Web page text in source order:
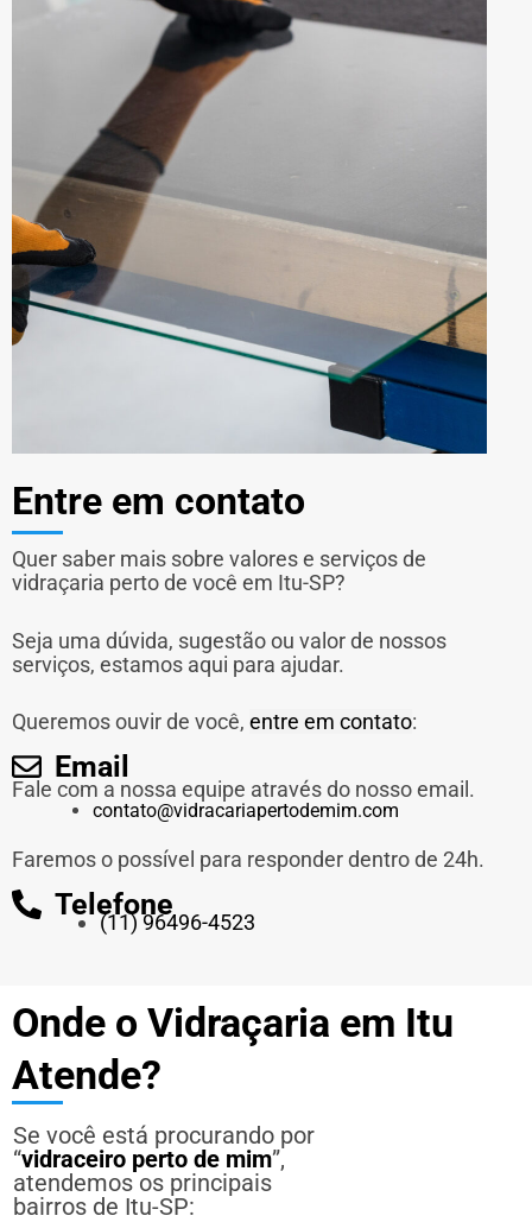
Entre em contato
Quer saber mais sobre valores e serviços de
vidraçaria perto de você em Itu-SP?
Seja uma dúvida, sugestão ou valor de nossos
serviços, estamos aqui para ajudar.
Queremos ouvir de você, entre em contato:
Email
Fale com a nossa equipe através do nosso email.
contato@vidracariapertodemim.com
Faremos o possível para responder dentro de 24h.
Telefone
(11) 96496-4523
Onde o Vidraçaria em Itu
Atende?
Se você está procurando por
“vidraceiro perto de mim”,
atendemos os principais
bairros de Itu-SP: